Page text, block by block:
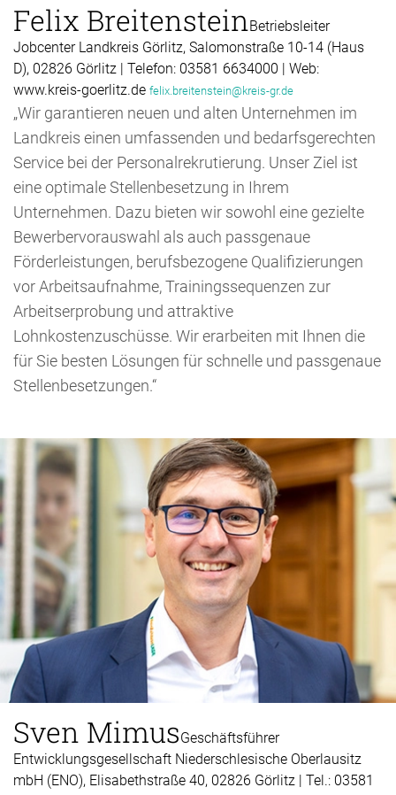
Felix BreitensteinBetriebsleiter
Jobcenter Landkreis Görlitz, Salomonstraße 10-14 (Haus
D), 02826 Görlitz | Telefon: 03581 6634000 | Web:
www.kreis-goerlitz.de felix.breitenstein@kreis-gr.de
„Wir garantieren neuen und alten Unternehmen im
Landkreis einen umfassenden und bedarfsgerechten
Service bei der Personalrekrutierung. Unser Ziel ist
eine optimale Stellenbesetzung in Ihrem
Unternehmen. Dazu bieten wir sowohl eine gezielte
Bewerbervorauswahl als auch passgenaue
Förderleistungen, berufsbezogene Qualifizierungen
vor Arbeitsaufnahme, Trainingssequenzen zur
Arbeitserprobung und attraktive
Lohnkostenzuschüsse. Wir erarbeiten mit Ihnen die
für Sie besten Lösungen für schnelle und passgenaue
Stellenbesetzungen.“
Sven MimusGeschäftsführer
Entwicklungsgesellschaft Niederschlesische Oberlausitz
mbH (ENO), Elisabethstraße 40, 02826 Görlitz | Tel.: 03581